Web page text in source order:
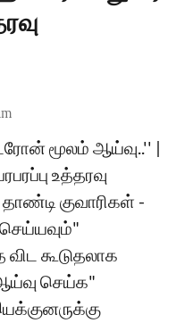
மூலம் ஆய்வு..'' |
உத்தரவு
குவாரிகள் -
கூடுதலாக
செய்க"